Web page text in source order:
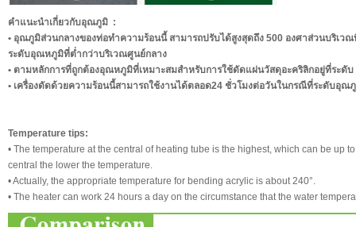
คำแนะนำเกี่ยวกับอุณภูมิ :
• อุณภูมิส่วนกลางของท่อทำความร้อนนี้ สามารถปรับได้สูงสุดถึง 500 องศาส่วนบริเว
ระดับอุณหภูมิที่ต่ำกว่าบริเวณศูนย์กลาง
• ตามหลักการที่ถูกต้องอุณหภูมิที่เหมาะสมสำหรับการใช้ดัดแผ่นวัสดุอะคริลิกอยู่ที่ระดั
• เครื่องดัดด้วยความร้อนนี้สามารถใช้งานได้ตลอด24 ชั่วโมงต่อวันในกรณีที่ระดับอุ
Temperature tips:
• The temperature at the central of heating tube is the highest, which can be up
central the lower the temperature.
• Actually, the appropriate temperature for bending acrylic is about 240°.
• The heater can work 24 hours a day on the circumstance that the water